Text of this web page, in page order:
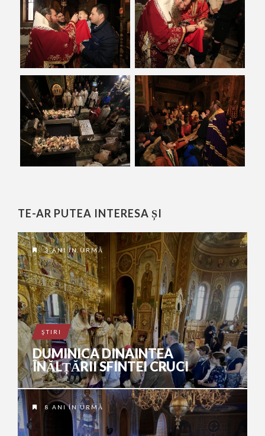
TE-AR PUTEA INTERESA ȘI
3 ANI ÎN URMĂ
ŞTIRI
DUMINICA DINAINTEA
ÎNĂLȚĂRII SFINTEI CRUCI
8 ANI ÎN URMĂ